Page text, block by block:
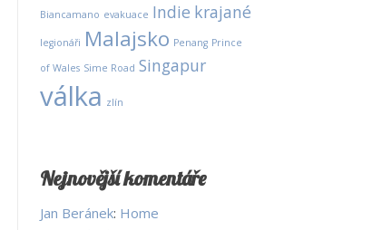
Biancamano evakuace Indie krajané
legionáři Malajsko Penang Prince
of Wales Sime Road Singapur
válka zlín
Nejnovější komentáře
Jan Beránek: Home